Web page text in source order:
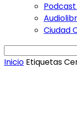
Podcast
Ciudad
Inicio Etiquetas